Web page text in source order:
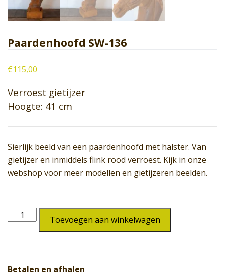
Paardenhoofd SW-136
€115,00
Verroest gietijzer
Hoogte: 41 cm
Sierlijk beeld van een paardenhoofd met halster. Van
gietijzer en inmiddels flink rood verroest. Kijk in onze
webshop voor meer modellen en gietijzeren beelden.
Paardenhoofd
SW-
Toevoegen aan winkelwagen
Betalen en afhalen